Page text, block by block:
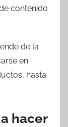
contenido
de la
en
hasta
hacer